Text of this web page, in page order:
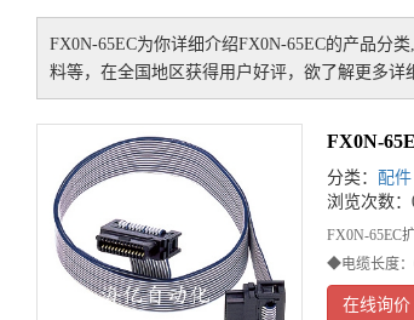
FX0N-65EC为你详细介绍FX0N-65EC的产品分
料等，在全国地区获得用户好评，欲了解更多详
FX0N-
分类： 配件
浏览次数：
FX0N-65EC
◆电缆长度：
在线询价